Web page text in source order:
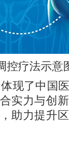
控疗法示意
现了中国
实力与创
助力提升